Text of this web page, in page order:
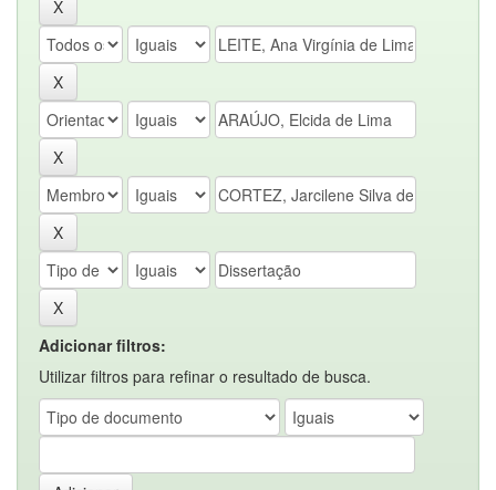
Adicionar filtros:
Utilizar filtros para refinar o resultado de busca.